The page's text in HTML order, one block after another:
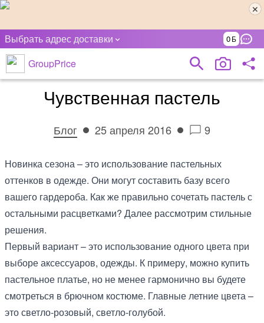
Выбрать адрес доставки 0
GroupPrice
Чувственная пастель
Блог 25 апреля 2016 9
Новинка сезона – это использование пастельных
оттенков в одежде. Они могут составить базу всего
вашего гардероба. Как же правильно сочетать пастель с
остальными расцветками? Далее рассмотрим стильные
решения.
Первый вариант – это использование одного цвета при
выборе аксессуаров, одежды. К примеру, можно купить
пастельное платье, но не менее гармонично вы будете
смотреться в брючном костюме. Главные летние цвета –
это светло-розовый, светло-голубой.